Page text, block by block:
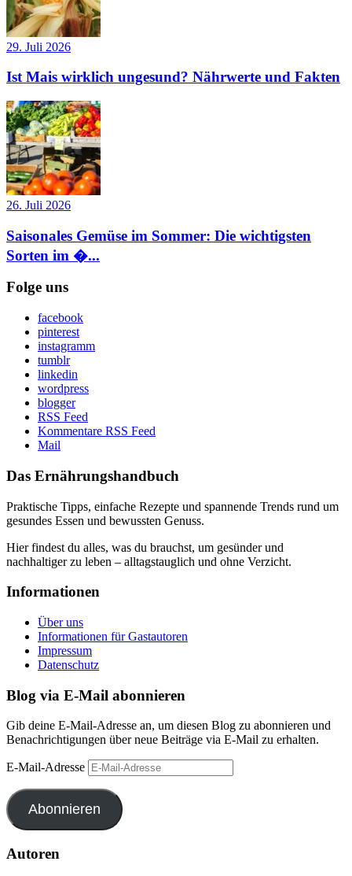
29. Juli 2026
Ist Mais wirklich ungesund? Nährwerte und Fakten
26. Juli 2026
Saisonales Gemüse im Sommer: Die wichtigsten
Sorten im �...
Folge uns
facebook
pinterest
instagramm
tumblr
linkedin
wordpress
blogger
RSS Feed
Kommentare RSS Feed
Mail
Das Ernährungshandbuch
Praktische Tipps, einfache Rezepte und spannende Trends rund um
gesundes Essen und bewussten Genuss.
Hier findest du alles, was du brauchst, um gesünder und
nachhaltiger zu leben – alltagstauglich und ohne Verzicht.
Informationen
Über uns
Informationen für Gastautoren
Impressum
Datenschutz
Blog via E-Mail abonnieren
Gib deine E-Mail-Adresse an, um diesen Blog zu abonnieren und
Benachrichtigungen über neue Beiträge via E-Mail zu erhalten.
E-Mail-Adresse
Abonnieren
Autoren